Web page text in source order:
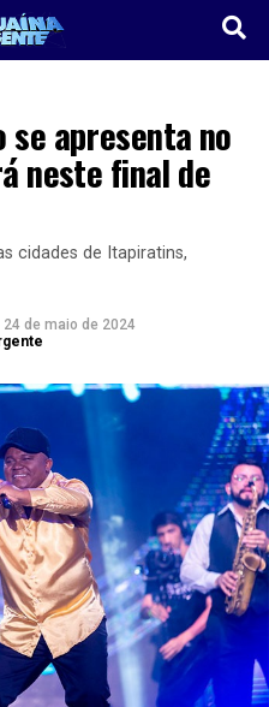
se apresenta no
neste final de
cidades de Itapiratins,
24 de maio de 2024